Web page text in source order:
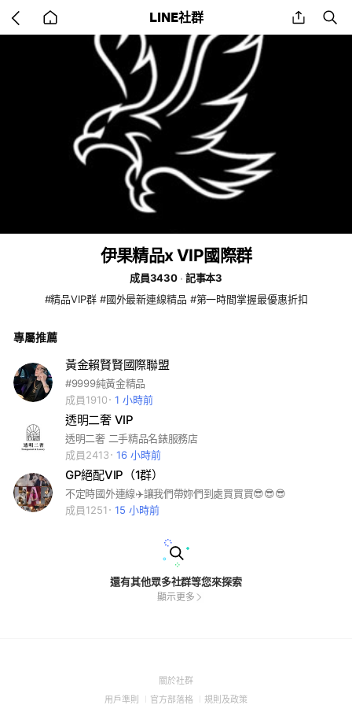
back
to
LINE社群 share
伊果精品x VIP國際群
成員3430
記事本3
#精品VIP群 #國外最新連線精品 #第一時間掌握最優惠折扣
專屬推薦
黃金賴賢賢國際聯盟
#9999純黃金精品
成員1910
1 小時前
透明二奢 VIP
透明二奢 二手精品名錶服務店
成員2413
16 小時前
GP絕配VIP（1群）
不定時國外連線✈️讓我們帶妳們到處買買買😎😎😎
成員1251
15 小時前
還有其他眾多社群等您來探索
顯示更多
關於社群(Open
用戶準則 (Open
官方部落格 (Open
規則及政策(Open